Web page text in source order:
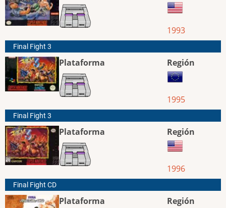
1993
Final Fight 3
Plataforma Región
1995
Final Fight 3
Plataforma Región
1996
Final Fight CD
Plataforma Región